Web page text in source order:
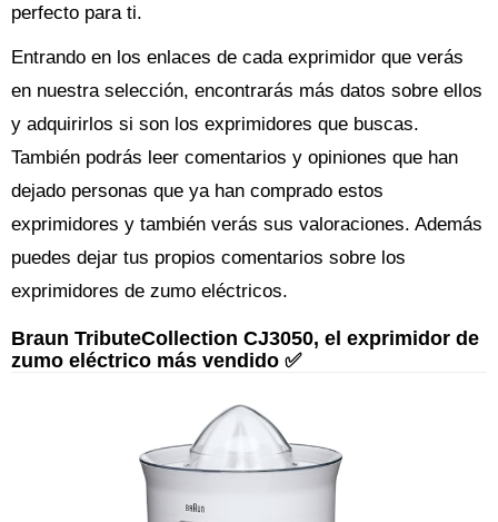
perfecto para ti.
Entrando en los enlaces de cada exprimidor que verás
en nuestra selección, encontrarás más datos sobre ellos
y adquirirlos si son los exprimidores que buscas.
También podrás leer comentarios y opiniones que han
dejado personas que ya han comprado estos
exprimidores y también verás sus valoraciones. Además
puedes dejar tus propios comentarios sobre los
exprimidores de zumo eléctricos.
Braun TributeCollection CJ3050, el exprimidor de
zumo eléctrico más vendido ✅